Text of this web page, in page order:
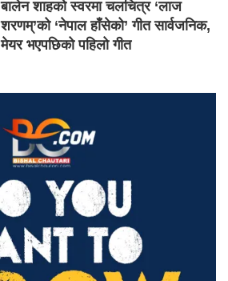
बालेन शाहको स्वरमा चलचित्र ‘लाज
शरणम्’को ‘नेपाल हाँसेको’ गीत सार्वजनिक,
मेयर भएपछिको पहिलो गीत